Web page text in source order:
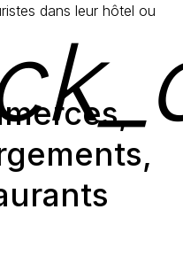
dans leur hôtel ou